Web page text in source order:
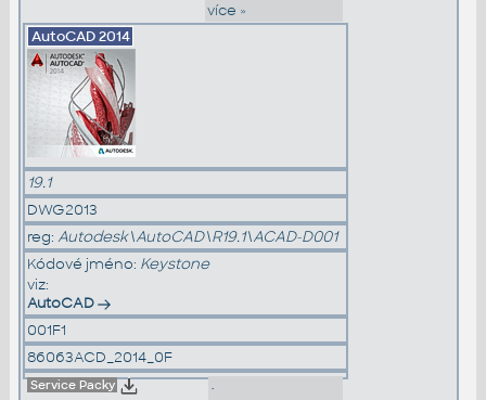
více »
AutoCAD2014
19.1
DWG2013
reg: Autodesk\AutoCAD\R19.1\ACAD-D001
Kódové jméno: Keystone
viz:
AutoCAD
001F1
86063ACD_2014_0F
Service Packy
•